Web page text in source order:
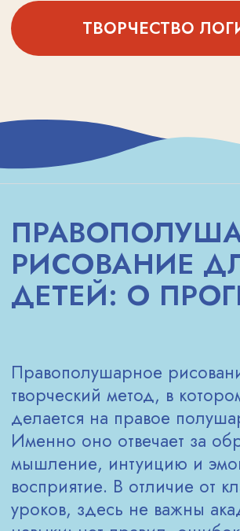
Правополушарное рисование — это
и чувствовать глубже. Ребята
с удовольствием приходят в класс, ведь
здесь царит атмосфера лёгкости,
доверия и экспериментов.